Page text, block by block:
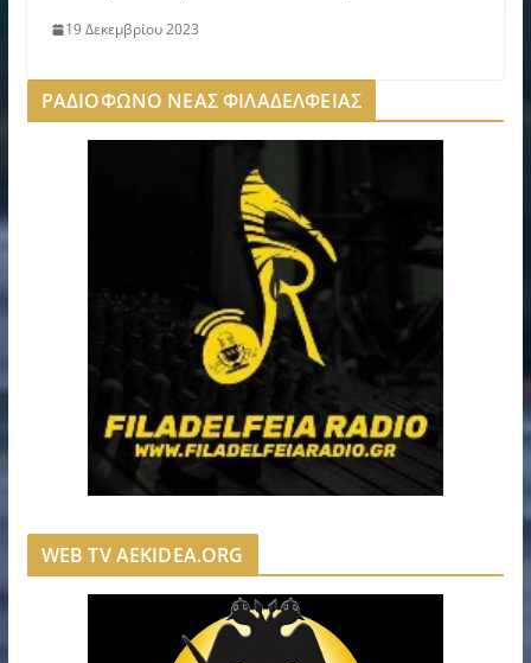
19 Δεκεμβρίου 2023
ΡΑΔΙΟΦΩΝΟ ΝΕΑΣ ΦΙΛΑΔΕΛΦΕΙΑΣ
WEB TV AEKIDEA.ORG